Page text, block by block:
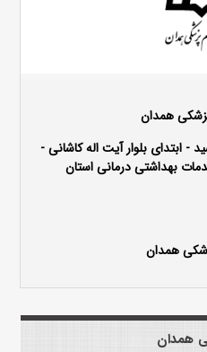
همدان
- ابتدای بلوار آیت اله کاشانی -
بهداشتی درمانی استان
همدان
همدان